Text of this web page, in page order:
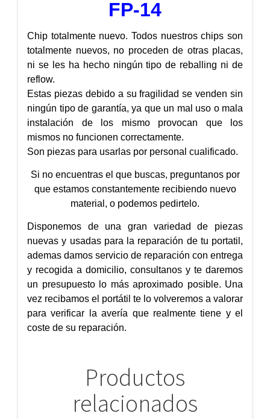
FP-14
Chip totalmente nuevo. Todos nuestros chips son
totalmente nuevos, no proceden de otras placas,
ni se les ha hecho ningún tipo de reballing ni de
reflow.
Estas piezas debido a su fragilidad se venden sin
ningún tipo de garantía, ya que un mal uso o mala
instalación de los mismo provocan que los
mismos no funcionen correctamente.
Son piezas para usarlas por personal cualificado.
Si no encuentras el que buscas, preguntanos por
que estamos constantemente recibiendo nuevo
material, o podemos pedirtelo.
Disponemos de una gran variedad de piezas
nuevas y usadas para la reparación de tu portatil,
ademas damos servicio de reparación con entrega
y recogida a domicilio, consultanos y te daremos
un presupuesto lo más aproximado posible. Una
vez recibamos el portátil te lo volveremos a valorar
para verificar la avería que realmente tiene y el
coste de su reparación.
Productos
relacionados